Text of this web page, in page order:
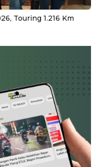
Touring 1.216 Km